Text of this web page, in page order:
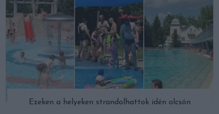
Ezeken a helyeken strandolhattok idén olcsón